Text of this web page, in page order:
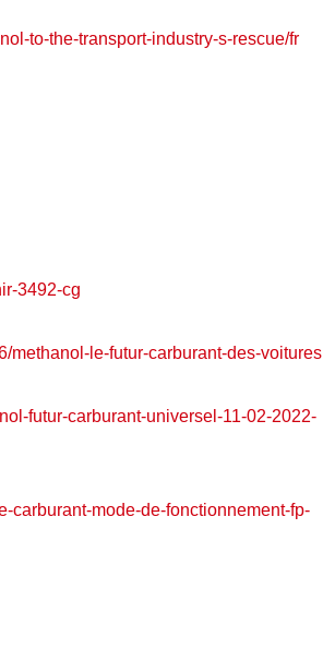
to-the-transport-industry-s-rescue/fr
3492-cg
methanol-le-futur-carburant-des-voitures
futur-carburant-universel-11-02-2022-
carburant-mode-de-fonctionnement-fp-